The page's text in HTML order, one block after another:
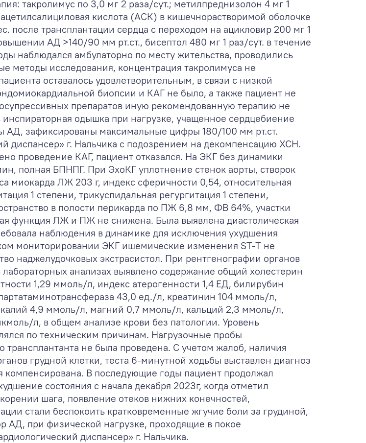
такролимус по 3,0 мг 2 раза/сут.; метилпреднизолон 4 мг 1
кислота (АСК) в кишечнорастворимой оболочке
после трансплантации сердца с переходом на ацикловир 200 мг 1
АД >140/90 мм рт.ст., бисептол 480 мг 1 раз/сут. в течение
наблюдался амбулаторно по месту жительства, проводились
методы исследования, концентрация такролимуса не
оставалось удовлетворительным, в связи с низкой
биопсии и КАГ не было, а также пациент не
препаратов иную рекомендованную терапию не
одышка при нагрузке, учащенное сердцебиение
зафиксированы максимальные цифры 180/100 мм рт.ст.
диспансер» г. Нальчика с подозрением на декомпенсацию ХСН.
проведение КАГ, пациент отказался. На ЭКГ без динамики
полная БПНПГ. При ЭхоКГ уплотнение стенок аорты, створок
миокарда ЛЖ 203 г, индекс сферичности 0,54, относительная
1 степени, трикуспидальная регургитация 1 степени,
в полости перикарда по ПЖ 6,8 мм, ФВ 64%, участки
функция ЛЖ и ПЖ не снижена. Была выявлена диастолическая
наблюдения в динамике для исключения ухудшения
мониторировании ЭКГ ишемические изменения ST-T не
наджелудочковых экстрасистол. При рентгенографии органов
лабораторных анализах выявлено содержание общий холестерин
1,29 ммоль/л, индекс атерогенности 1,4 ЕД, билирубин
43,0 ед./л, креатинин 104 ммоль/л,
4,9 ммоль/л, магний 0,7 ммоль/л, кальций 2,3 ммоль/л,
л, в общем анализе крови без патологии. Уровень
по техническим причинам. Нагрузочные пробы
трансплантанта не была проведена. С учетом жалоб, наличия
грудной клетки, теста 6-минутной ходьбы выставлен диагноз
В последующие годы пациент продолжал
состояния с начала декабря 2023г, когда отметил
шага, появление отеков нижних конечностей,
стали беспокоить кратковременные жгучие боли за грудиной,
при физической нагрузке, проходящие в покое
диспансер» г. Нальчика.